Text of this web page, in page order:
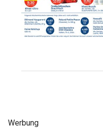
Werbung